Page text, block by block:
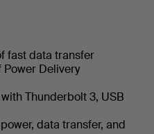
fast data transfer
Delivery
Thunderbolt 3, USB
data transfer, and